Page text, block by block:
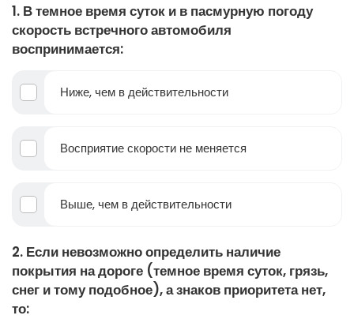
1. В темное время суток и в пасмурную погоду
скорость встречного автомобиля
воспринимается:
Ниже, чем в действительности
Восприятие скорости не меняется
Выше, чем в действительности
2. Если невозможно определить наличие
покрытия на дороге (темное время суток, грязь,
снег и тому подобное), а знаков приоритета нет,
то: